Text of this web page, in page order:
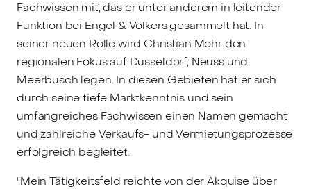
Fachwissen mit, das er unter anderem in leitender
Funktion bei Engel & Völkers gesammelt hat. In
seiner neuen Rolle wird Christian Mohr den
regionalen Fokus auf Düsseldorf, Neuss und
Meerbusch legen. In diesen Gebieten hat er sich
durch seine tiefe Marktkenntnis und sein
umfangreiches Fachwissen einen Namen gemacht
und zahlreiche Verkaufs- und Vermietungsprozesse
erfolgreich begleitet.
"Mein Tätigkeitsfeld reichte von der Akquise über